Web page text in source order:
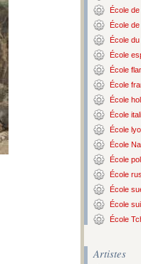
École
École
École
École
École
École
École
École
École
École
École
École
École
École
École
Artistes